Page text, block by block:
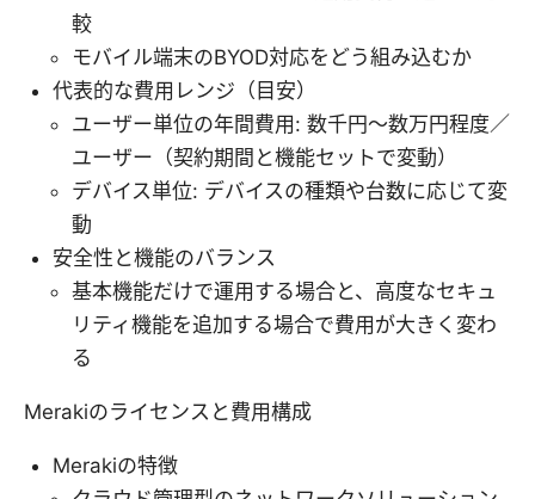
較
モバイル端末のBYOD対応をどう組み込むか
代表的な費用レンジ（目安）
ユーザー単位の年間費用: 数千円〜数万円程度／
ユーザー（契約期間と機能セットで変動）
デバイス単位: デバイスの種類や台数に応じて変
動
安全性と機能のバランス
基本機能だけで運用する場合と、高度なセキュ
リティ機能を追加する場合で費用が大きく変わ
る
Merakiのライセンスと費用構成
Merakiの特徴